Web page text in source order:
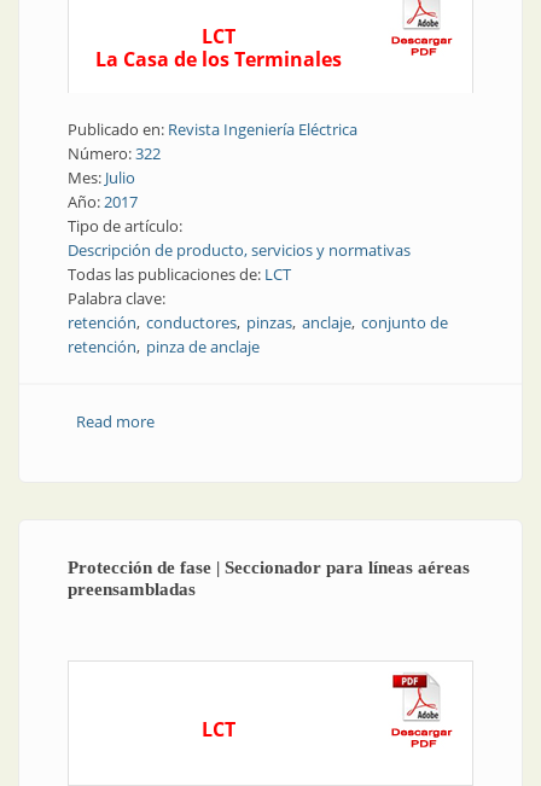
LCT
La Casa de los Terminales
Publicado en: Revista Ingeniería Eléctrica
Número:322
Mes: Julio
Año:2017
Tipo de artículo:
Descripción de producto, servicios y normativas
Todas las publicaciones de: LCT
Palabra clave:
retención conductores pinzas anclaje conjunto de
retención pinza de anclaje
Read moreabout Tendido de líneas | Anclaje y retención
Protección de fase | Seccionador para líneas aéreas
preensambladas
LCT